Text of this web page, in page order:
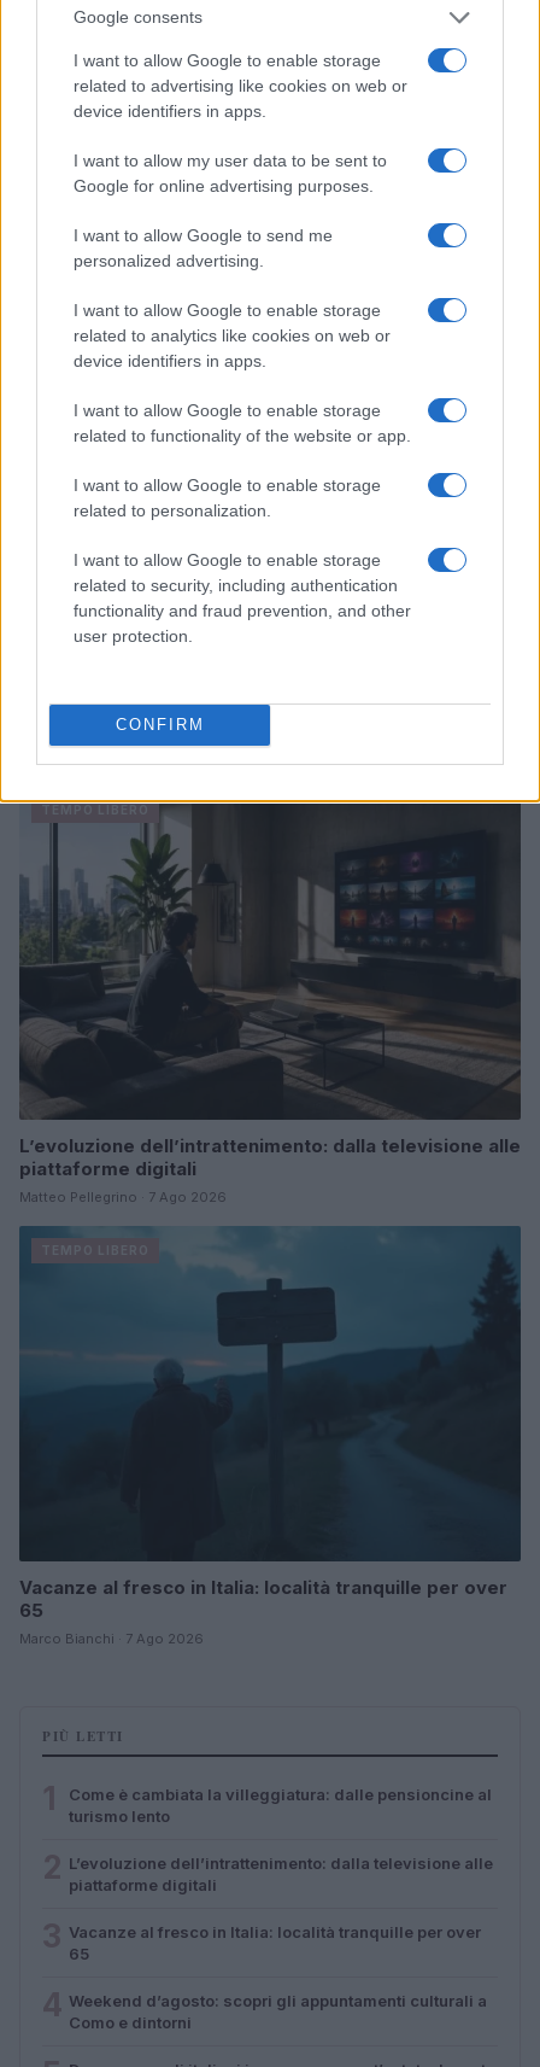
Google consents
I want to allow Google to enable storage
related to advertising like cookies on web or
device identifiers in apps.
I want to allow my user data to be sent to
Google for online advertising purposes.
I want to allow Google to send me
personalized advertising.
I want to allow Google to enable storage
related to analytics like cookies on web or
device identifiers in apps.
I want to allow Google to enable storage
related to functionality of the website or app.
I want to allow Google to enable storage
related to personalization.
I want to allow Google to enable storage
related to security, including authentication
functionality and fraud prevention, and other
user protection.
CONFIRM
Continua a leggere
TEMPO LIBERO
Come è cambiata la villeggiatura: dalle pensioncine al
turismo lento
L’evoluzione dell’intrattenimento: dalla televisione alle
piattaforme digitali
Matteo Pellegrino · 7 Ago 2026
Vacanze al fresco in Italia: località tranquille per over
65
Marco Bianchi · 7 Ago 2026
PIÙ LETTI
Come è cambiata la villeggiatura: dalle pensioncine al
turismo lento
L’evoluzione dell’intrattenimento: dalla televisione alle
piattaforme digitali
Vacanze al fresco in Italia: località tranquille per over
65
Weekend d’agosto: scopri gli appuntamenti culturali a
Como e dintorni